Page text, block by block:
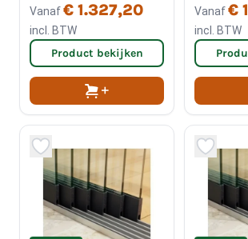
Vanaf€ 1.327,20
incl. BTW
Product bekijken
Vanaf€
incl. BTW